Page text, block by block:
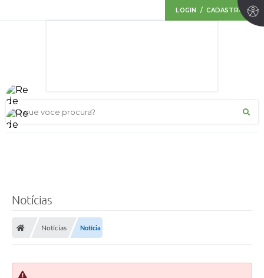
LOGIN / CADASTRO
O que voce procura?
Notícias
Notícias Notícia